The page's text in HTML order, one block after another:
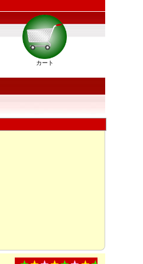
カート